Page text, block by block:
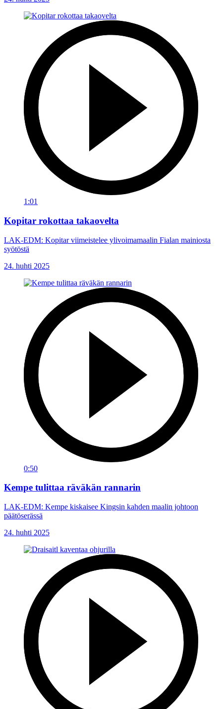
1:01
Kopitar rokottaa takaovelta
LAK-EDM: Kopitar viimeistelee ylivoimamaalin Fialan mainiosta
syötöstä
24. huhti 2025
0:50
Kempe tulittaa räväkän rannarin
LAK-EDM: Kempe kiskaisee Kingsin kahden maalin johtoon
päätöserässä
24. huhti 2025